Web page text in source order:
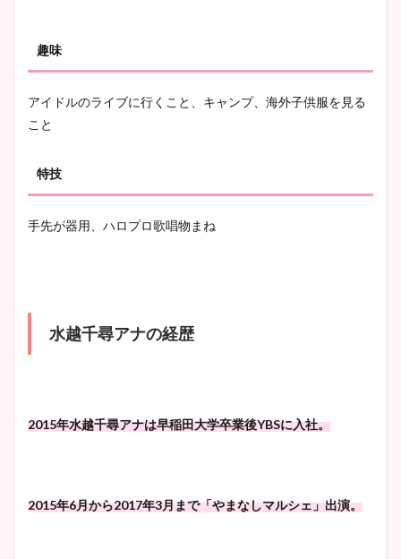
趣味
アイドルのライブに行くこと、キャンプ、海外子供服を見る
こと
特技
手先が器用、ハロプロ歌唱物まね
水越千尋アナの経歴
2015年水越千尋アナは早稲田大学卒業後YBSに入社。
2015年6月から2017年3月まで「やまなしマルシェ」出演。